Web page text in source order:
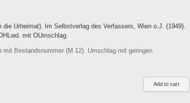
Urheimat). Im Selbstverlag des Verfassers, Wien o.J. (1949).
mit OUmschlag.
Bestandsnummer (M 12). Umschlag mit geringen